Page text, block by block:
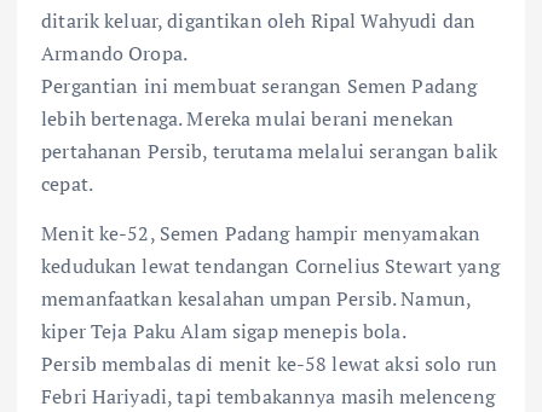
ditarik keluar, digantikan oleh Ripal Wahyudi dan
Armando Oropa.
Pergantian ini membuat serangan Semen Padang
lebih bertenaga. Mereka mulai berani menekan
pertahanan Persib, terutama melalui serangan balik
cepat.
Menit ke-52, Semen Padang hampir menyamakan
kedudukan lewat tendangan Cornelius Stewart yang
memanfaatkan kesalahan umpan Persib. Namun,
kiper Teja Paku Alam sigap menepis bola.
Persib membalas di menit ke-58 lewat aksi solo run
Febri Hariyadi, tapi tembakannya masih melenceng